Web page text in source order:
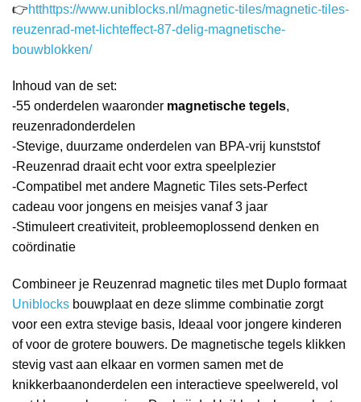
👉htthttps://www.uniblocks.nl/magnetic-tiles/magnetic-tiles-
reuzenrad-met-lichteffect-87-delig-magnetische-
bouwblokken/
Inhoud van de set:
-55 onderdelen waaronder magnetische tegels,
reuzenradonderdelen
-Stevige, duurzame onderdelen van BPA-vrij kunststof
-Reuzenrad draait echt voor extra speelplezier
-Compatibel met andere Magnetic Tiles sets-Perfect
cadeau voor jongens en meisjes vanaf 3 jaar
-Stimuleert creativiteit, probleemoplossend denken en
coördinatie
Combineer je Reuzenrad magnetic tiles met Duplo formaat
Uniblocks bouwplaat en deze slimme combinatie zorgt
voor een extra stevige basis, Ideaal voor jongere kinderen
of voor de grotere bouwers. De magnetische tegels klikken
stevig vast aan elkaar en vormen samen met de
knikkerbaanonderdelen een interactieve speelwereld, vol